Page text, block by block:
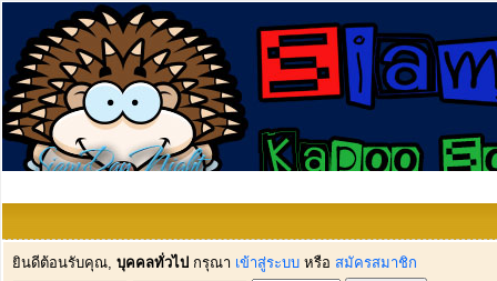
ยินดีต้อนรับคุณ, บุคคลทั่วไป กรุณา เข้าสู่ระบบ หรือ สมัครสมาชิก